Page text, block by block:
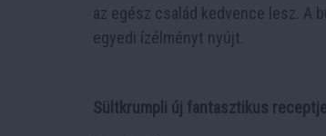
az egész család kedvence lesz. A
egyedi ízélményt nyújt.
Sültkrumpli új fantasztikus receptje